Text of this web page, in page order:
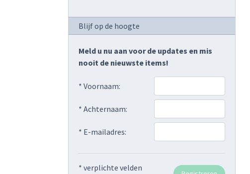
Blijf op de hoogte
Meld u nu aan voor de updates en mis
nooit de nieuwste items!
* Voornaam:
* Achternaam:
* E-mailadres:
* verplichte velden